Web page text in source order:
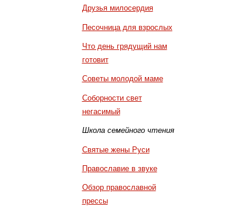
Друзья милосердия
Песочница для взрослых
Что день грядущий нам
готовит
Советы молодой маме
Соборности свет
негасимый
Школа семейного чтения
Святые жены Руси
Православие в звуке
Обзор православной
прессы